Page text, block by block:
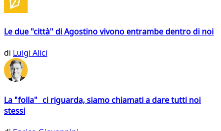
Le due "città" di Agostino vivono entrambe dentro di noi
di Luigi Alici
La "folla" ci riguarda, siamo chiamati a dare tutti noi
stessi